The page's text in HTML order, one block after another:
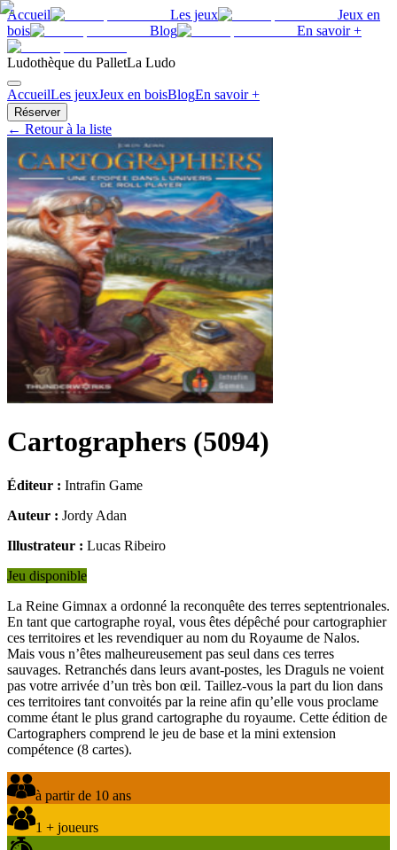
Accueil Les jeux
Jeux en
bois
Blog En savoir +
Ludothèque du PalletLa Ludo
AccueilLes jeuxJeux en boisBlogEn savoir +
Réserver
← Retour à la liste
Cartographers (5094)
Éditeur : Intrafin Game
Auteur : Jordy Adan
Illustrateur : Lucas Ribeiro
Jeu disponible
La Reine Gimnax a ordonné la reconquête des terres septentrionales.
En tant que cartographe royal, vous êtes dépêché pour cartographier
ces territoires et les revendiquer au nom du Royaume de Nalos.
Mais vous n’êtes malheureusement pas seul dans ces terres
sauvages. Retranchés dans leurs avant-postes, les Draguls ne voient
pas votre arrivée d’un très bon œil. Taillez-vous la part du lion dans
ces territoires tant convoités par la reine afin qu’elle vous proclame
comme étant le plus grand cartographe du royaume. Cette édition de
Cartographers comprend le jeu de base et la mini extension
compétence (8 cartes).
à partir de 10 ans
1 + joueurs